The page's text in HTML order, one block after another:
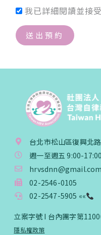
我已詳細閱讀並接受
送出預約
台北市松山區復興北
週一至週五 9:00-17:00
hrvsdnn@gmail.com
02-2546-0105
02-2547-5905 ««
立案字號 I 台內團字第
隱私權政策